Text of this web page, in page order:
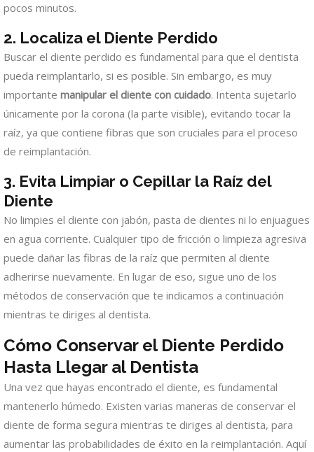
pocos minutos.
2. Localiza el Diente Perdido
Buscar el diente perdido es fundamental para que el dentista
pueda reimplantarlo, si es posible. Sin embargo, es muy
importante manipular el diente con cuidado. Intenta sujetarlo
únicamente por la corona (la parte visible), evitando tocar la
raíz, ya que contiene fibras que son cruciales para el proceso
de reimplantación.
3. Evita Limpiar o Cepillar la Raíz del
Diente
No limpies el diente con jabón, pasta de dientes ni lo enjuagues
en agua corriente. Cualquier tipo de fricción o limpieza agresiva
puede dañar las fibras de la raíz que permiten al diente
adherirse nuevamente. En lugar de eso, sigue uno de los
métodos de conservación que te indicamos a continuación
mientras te diriges al dentista.
Cómo Conservar el Diente Perdido
Hasta Llegar al Dentista
Una vez que hayas encontrado el diente, es fundamental
mantenerlo húmedo. Existen varias maneras de conservar el
diente de forma segura mientras te diriges al dentista, para
aumentar las probabilidades de éxito en la reimplantación. Aquí